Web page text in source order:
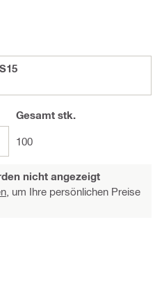
Gesamtstk.
100
nicht angezeigt
um Ihre persönlichen Preise